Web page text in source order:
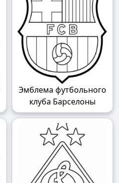
Эмблема футбольного
клуба Барселоны